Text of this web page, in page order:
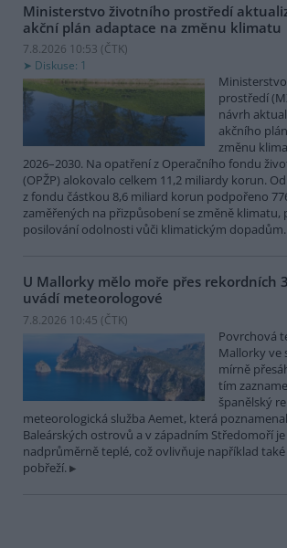
Ministerstvo životního prostředí
akční plán adaptace na změnu klimatu
7.8.2026 10:53 (ČTK)
Diskuse: 1
prostředí
návrh
akčního
změnu
2026–2030. Na opatření z Operačního fondu
(OPŽP) alokovalo celkem 11,2 miliardy korun.
z fondu částkou 8,6 miliard korun podpořeno
zaměřených na přizpůsobení se změně klimatu,
posilování odolnosti vůči klimatickým dopadům.
U Mallorky mělo moře přes rekordních
uvádí meteorologové
7.8.2026 10:45 (ČTK)
Povrchová
Mallorky ve
mírně
tím
španělský
meteorologická služba Aemet, která
Baleárských ostrovů a v západním Středomoří
nadprůměrně teplé, což ovlivňuje například
pobřeží.